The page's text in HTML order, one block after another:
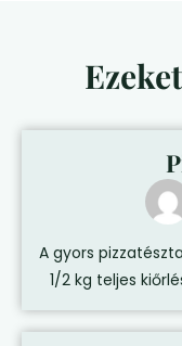
A gyors
1/2 kg teljes